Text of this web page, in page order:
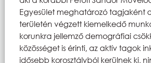
Egyesület meghatározó tagjaként a
területén végzett kiemelkedő
korunkra jellemző demográfiai
közösséget is érinti, az aktív tagok
idősebb korosztályból kerülnek ki,